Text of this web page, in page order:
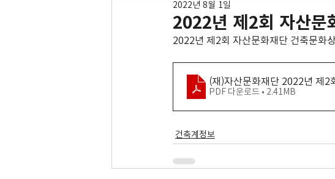
2022년 제2회 자산문
2022년 8월 1일
2022년 제2회 자산문화재단 건축문화
(재)자산문화재단 2022년 제2
PDF 다운로드 • 2.41MB
건축계정보